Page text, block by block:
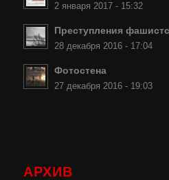
2 января 2017 - 15:32
Преступления
28 декабря 2016 - 17:04
Фотостена
27 декабря 2016 - 19:03
АРХИВ